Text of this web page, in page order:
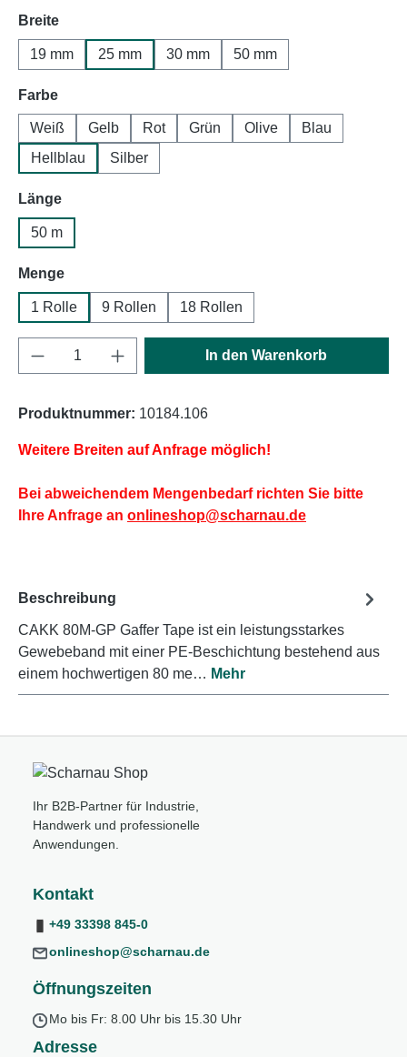
Breiteauswählen
19 mm 25 mm 30 mm 50 mm
Farbeauswählen
Weiß Gelb Rot Grün Olive
Blau
Hellblau
Silber
Längeauswählen
50 m
Mengeauswählen
1 Rolle 9 Rollen 18 Rollen
Produkt Anzahl: Gib den gewünschten
In den Warenkorb
Produktnummer: 10184.106
Weitere Breiten auf Anfrage möglich!
Bei abweichendem Mengenbedarf richten Sie bitte
Ihre Anfrage an onlineshop@scharnau.de
Beschreibung
CAKK 80M-GP Gaffer Tape ist ein leistungsstarkes
Gewebeband mit einer PE-Beschichtung bestehend aus
einem hochwertigen 80 me… Mehr
Ihr B2B-Partner für Industrie,
Handwerk und professionelle
Anwendungen.
Kontakt
+49 33398 845-0
onlineshop@scharnau.de
Öffnungszeiten
Mo bis Fr: 8.00 Uhr bis 15.30 Uhr
Adresse